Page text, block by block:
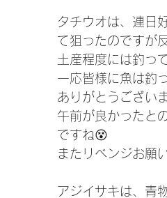
タチウオは、連日
て狙ったのですが
土産程度には釣っ
一応皆様に魚は釣
ありがとうござい
午前が良かったと
ですね😵
またリベンジお願
アジイサキは、青